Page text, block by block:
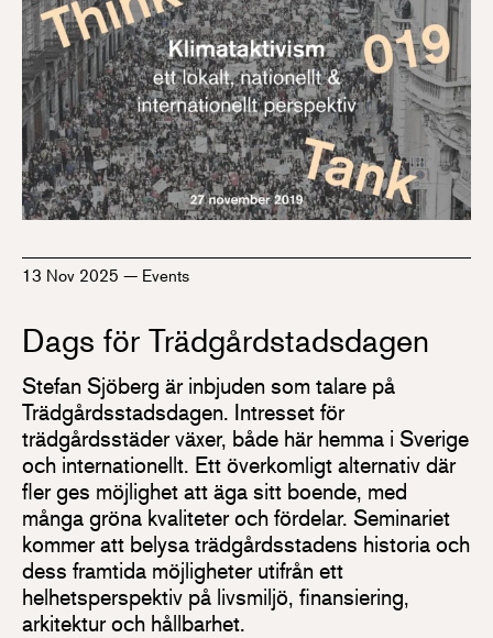
13 Nov 2025 — Events
Dags för Trädgårdstadsdagen
Stefan Sjöberg är inbjuden som talare på
Trädgårdsstadsdagen. Intresset för
trädgårdsstäder växer, både här hemma i Sverige
och internationellt. Ett överkomligt alternativ där
fler ges möjlighet att äga sitt boende, med
många gröna kvaliteter och fördelar. Seminariet
kommer att belysa trädgårdsstadens historia och
dess framtida möjligheter utifrån ett
helhetsperspektiv på livsmiljö, finansiering,
arkitektur och hållbarhet.